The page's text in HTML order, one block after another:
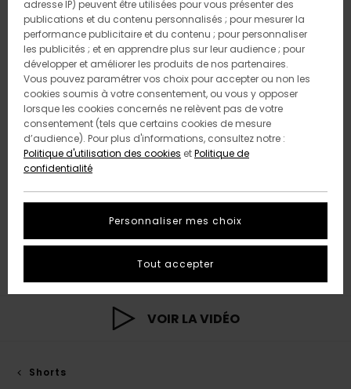
VOIR LA VIDÉO
Shorts
adresse IP) peuvent être utilisées pour vous présenter des
publications et du contenu personnalisés ; pour mesurer la
performance publicitaire et du contenu ; pour personnaliser
les publicités ; et en apprendre plus sur leur audience ; pour
développer et améliorer les produits de nos partenaires.
Vous pouvez paramétrer vos choix pour accepter ou non les
cookies soumis à votre consentement, ou vous y opposer
lorsque les cookies concernés ne relèvent pas de votre
consentement (tels que certains cookies de mesure
d’audience). Pour plus d'informations, consultez notre :
Politique d'utilisation des cookies etPolitique de
confidentialité
Personnaliser mes choix
Tout accepter